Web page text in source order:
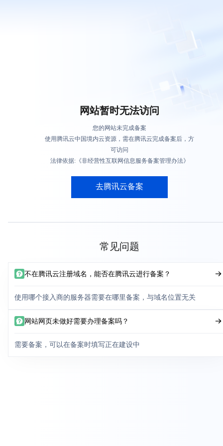
网站暂时无法访问
您的网站未完成备案
使用腾讯云中国境内云资源，需在腾讯云完成备案后，方
可访问
法律依据:《非经营性互联网信息服务备案管理办法》
去腾讯云备案
常见问题
不在腾讯云注册域名，能否在腾讯云进行备案？
使用哪个接入商的服务器需要在哪里备案，与域名位置无关
网站网页未做好需要办理备案吗？
需要备案，可以在备案时填写正在建设中